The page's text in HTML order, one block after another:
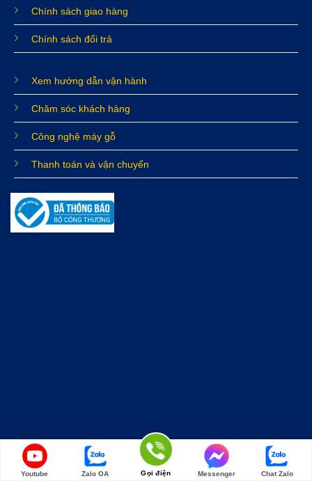
Chính sách giao hàng
Chính sách đổi trả
Xem hướng dẫn vận hành
Chăm sóc khách hàng
Công nghệ máy gỗ
Thanh toán và vận chuyển
Youtube Zalo OA Gọi điện Messenger Chat Zalo